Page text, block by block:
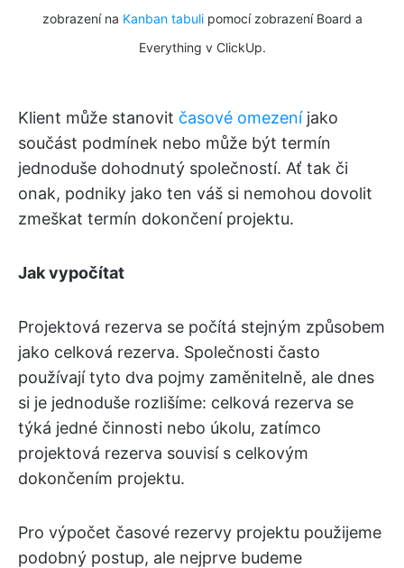
zobrazení na Kanban tabulipomocí zobrazení Board a
Everything v ClickUp.
Klient může stanovit časové omezeníjako
součást podmínek nebo může být termín
jednoduše dohodnutý společností. Ať tak či
onak, podniky jako ten váš si nemohou dovolit
zmeškat termín dokončení projektu.
Jak vypočítat
Projektová rezerva se počítá stejným způsobem
jako celková rezerva. Společnosti často
používají tyto dva pojmy zaměnitelně, ale dnes
si je jednoduše rozlišíme: celková rezerva se
týká jedné činnosti nebo úkolu, zatímco
projektová rezerva souvisí s celkovým
dokončením projektu.
Pro výpočet časové rezervy projektu použijeme
podobný postup, ale nejprve budeme